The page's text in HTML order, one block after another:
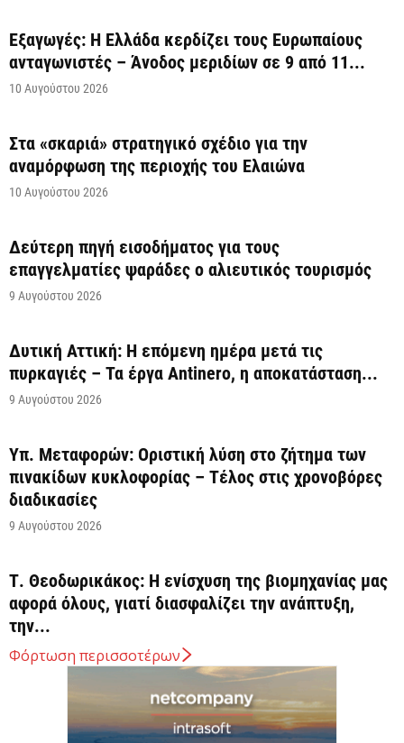
Εξαγωγές: Η Ελλάδα κερδίζει τους Ευρωπαίους
ανταγωνιστές – Άνοδος μεριδίων σε 9 από 11...
10 Αυγούστου 2026
Στα «σκαριά» στρατηγικό σχέδιο για την
αναμόρφωση της περιοχής του Ελαιώνα
10 Αυγούστου 2026
Δεύτερη πηγή εισοδήματος για τους
επαγγελματίες ψαράδες ο αλιευτικός τουρισμός
9 Αυγούστου 2026
Δυτική Αττική: Η επόμενη ημέρα μετά τις
πυρκαγιές – Τα έργα Antinero, η αποκατάσταση...
9 Αυγούστου 2026
Υπ. Μεταφορών: Οριστική λύση στο ζήτημα των
πινακίδων κυκλοφορίας – Τέλος στις χρονοβόρες
διαδικασίες
9 Αυγούστου 2026
Τ. Θεοδωρικάκος: Η ενίσχυση της βιομηχανίας μας
αφορά όλους, γιατί διασφαλίζει την ανάπτυξη,
την...
9 Αυγούστου 2026
Στα 15 δισ. ευρώ ο στόχος για νέα δάνεια το 2026
9 Αυγούστου 2026
Φόρτωση περισσοτέρων